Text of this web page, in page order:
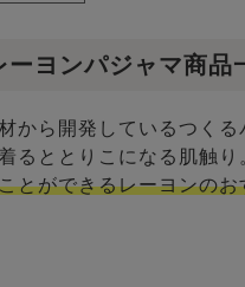
ーヨンパジャマ商品
から開発しているつくる
るととりこになる肌触り
とができるレーヨンのお